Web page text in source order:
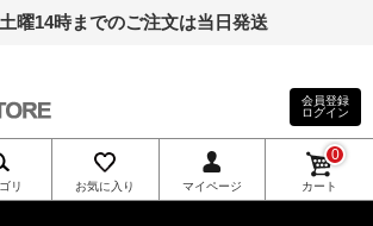
曜14時までのご注文は当日発送
ン
会員登録
ログイン
リ お気に入り マイページ カート
0